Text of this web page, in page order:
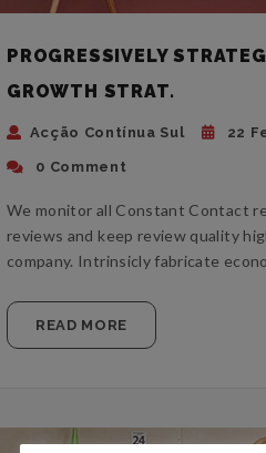
PROGRESSIVELY
GROWTH STRAT.
Acção Contínua Sul 22
0 Comment
We monitor all Constant Contact
reviews and keep review quality
company. Intrinsicly fabricate
READ MORE